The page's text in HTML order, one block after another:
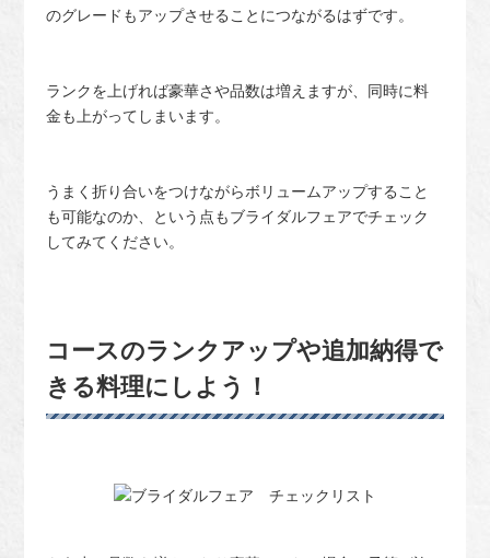
のグレードもアップさせることにつながるはずです。
ランクを上げれば豪華さや品数は増えますが、同時に料
金も上がってしまいます。
うまく折り合いをつけながらボリュームアップすること
も可能なのか、という点もブライダルフェアでチェック
してみてください。
コースのランクアップや追加納得で
きる料理にしよう！